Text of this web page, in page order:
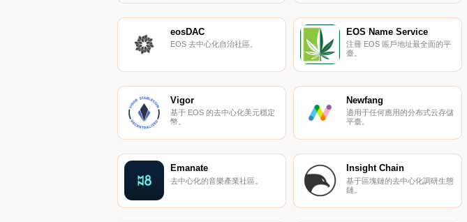
eosDAC
EOS 去中心化自治社區。
EOS Name Service
注冊 EOS 賬戶地址最全面的平
臺。
Vigor
基于 EOS 的去中心化美元穩定
幣。
Newfang
適用于任何應用的分布式云存儲
平臺。
Emanate
去中心化的音樂產業社區。
Insight Chain
基于區塊鏈的去中心化調研生態
鏈。